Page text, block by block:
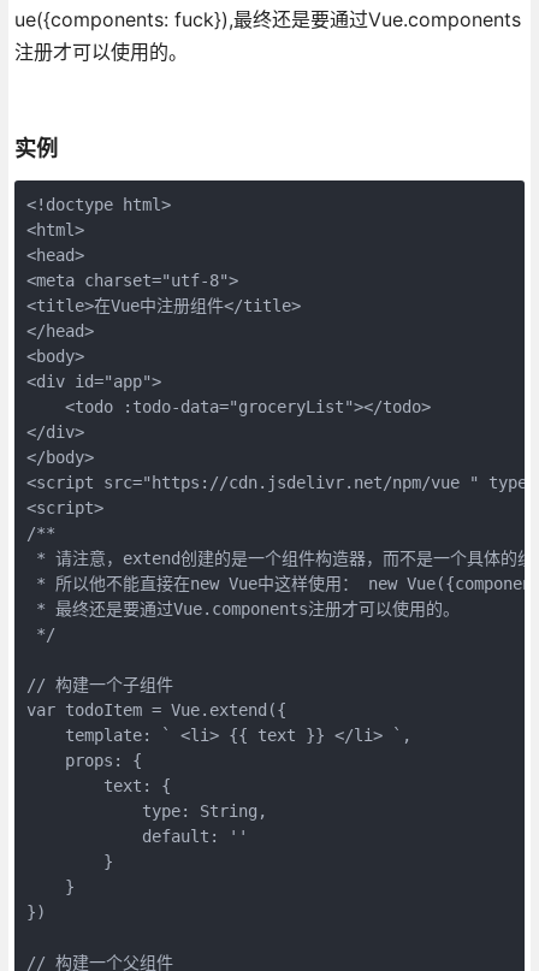
ue({components: fuck}),最终还是要通过Vue.components
注册才可以使用的。
实例
<!doctype html>
<html>
<head>
<meta charset="utf-8">
<title>在Vue中注册组件</title>
</head>
<body>
<div id="app">
    <todo :todo-data="groceryList"></todo>
</div>
</body>
<script src="https://cdn.jsdelivr.net/npm/vue "
<script>
/**
* 请注意，extend创建的是一个组件构造器，而不是一个具体的组
* 所以他不能直接在new Vue中这样使用： new
* 最终还是要通过Vue.components注册才可以使用的。
*/
// 构建一个子组件
var todoItem = Vue.extend({
    template: ` <li> {{ text }} </li> `,
    props: {
        text: {
            type: String,
            default: ''
        }
    }
})
// 构建一个父组件